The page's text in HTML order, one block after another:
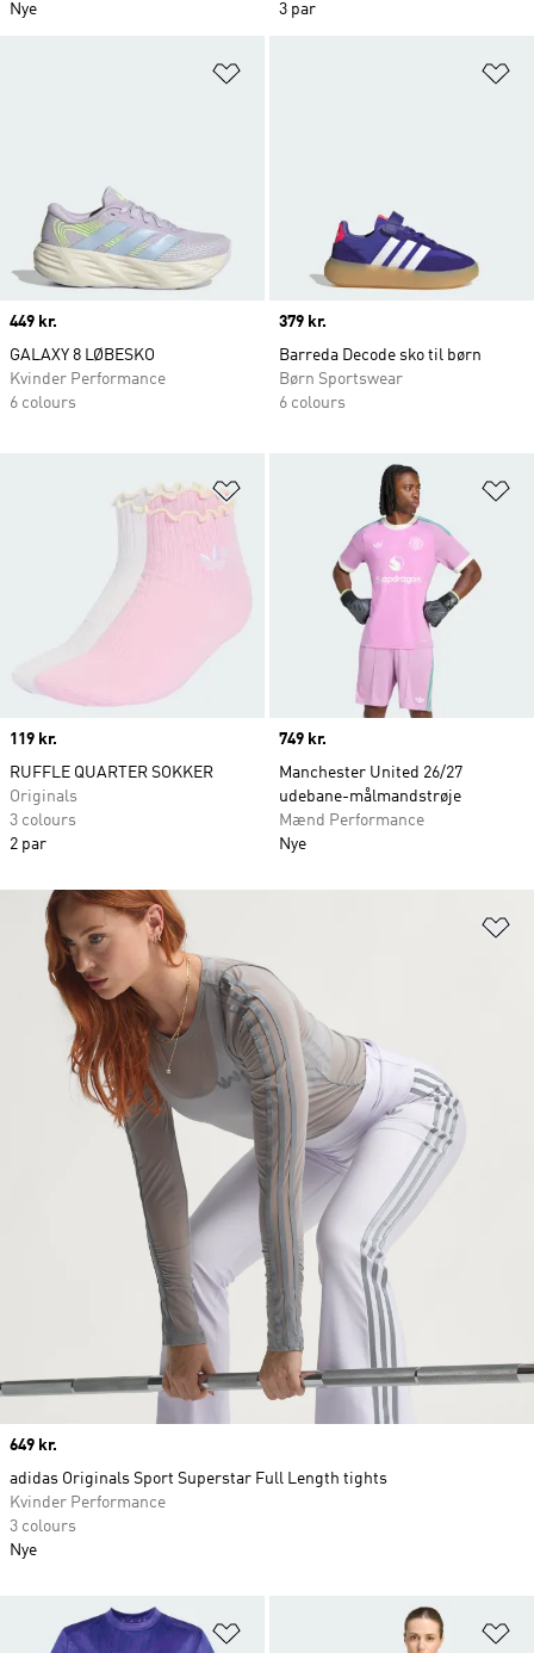
Nye
3 par
Price
449 kr.
GALAXY 8 LØBESKO
Kvinder Performance
6 colours
Price
379 kr.
Barreda Decode sko til børn
Børn Sportswear
6 colours
Føj til ønskeliste
Price
119 kr.
RUFFLE QUARTER SOKKER
Originals
3 colours
2 par
Price
749 kr.
Manchester United 26/27
udebane-målmandstrøje
Mænd Performance
Nye
Price
649 kr.
adidas Originals Sport Superstar Full Length tights
Kvinder Performance
3 colours
Nye